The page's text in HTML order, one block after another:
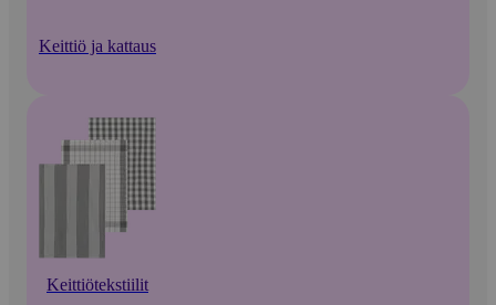
Keittiö ja kattaus
Keittiötekstiilit